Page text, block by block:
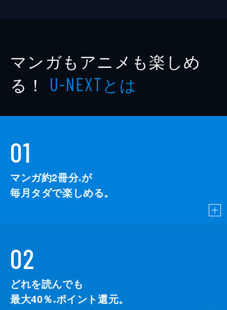
マンガもアニメも楽しめ
る！ U-NEXTとは
01
マンガ約2冊分※が
毎月タダで楽しめる。
02
どれを読んでも
最大40％ ※ポイント還元。